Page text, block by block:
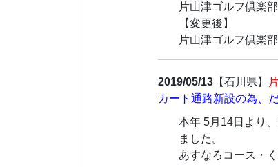
片山津ゴルフ倶楽
【変更後】
片山津ゴルフ倶楽
2019/05/13【石川県】
カート通路新設の為、
本年 5月14日より
ました。
あすなろコース・